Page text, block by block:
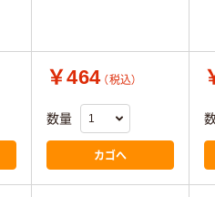
￥464 （税込）
数量
カゴへ